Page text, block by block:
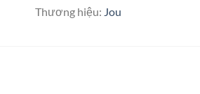
Thương hiệu: Jou